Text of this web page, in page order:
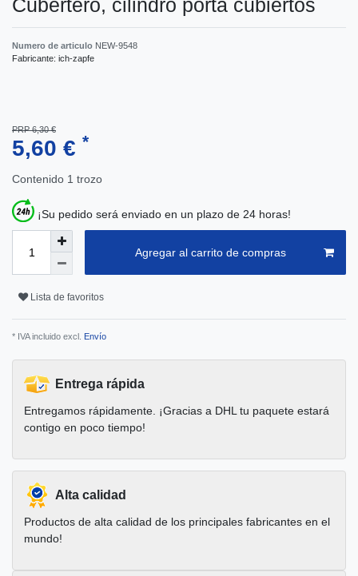
Cubertero, cilindro porta cubiertos
Numero de articulo NEW-9548
Fabricante: ich-zapfe
PRP 6,30 €
5,60 € *
Contenido 1 trozo
¡Su pedido será enviado en un plazo de 24 horas!
Agregar al carrito de compras
Lista de favoritos
* IVA incluido excl. Envío
Entrega rápida
Entregamos rápidamente. ¡Gracias a DHL tu paquete estará
contigo en poco tiempo!
Alta calidad
Productos de alta calidad de los principales fabricantes en el
mundo!